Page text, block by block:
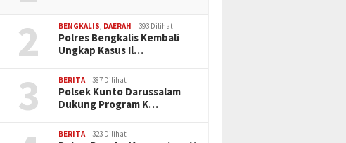
2 BENGKALIS, DAERAH 393 Dilihat
Polres Bengkalis Kembali
Ungkap Kasus Il…
3 BERITA 387 Dilihat
Polsek Kunto Darussalam
Dukung Program K…
BERITA 323 Dilihat